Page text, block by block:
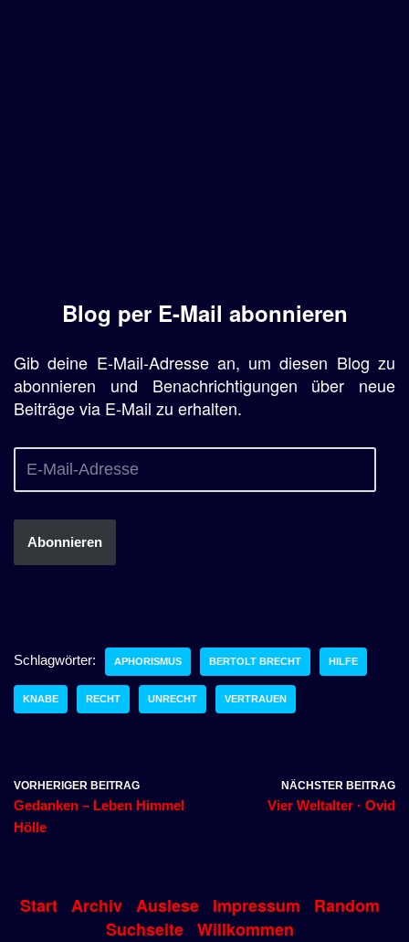
Blog per E-Mail abonnieren
Gib deine E-Mail-Adresse an, um diesen Blog zu
abonnieren und Benachrichtigungen über neue
Beiträge via E-Mail zu erhalten.
Abonnieren
Schlagwörter: APHORISMUS BERTOLT BRECHT HILFE
KNABE RECHT UNRECHT VERTRAUEN
VORHERIGER BEITRAG
Gedanken – Leben Himmel
Hölle
NÄCHSTER BEITRAG
Vier Weltalter · Ovid
Start Archiv Auslese Impressum
Random
Suchseite Willkommen